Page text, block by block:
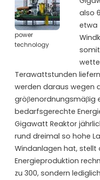
power
technology
also
etwa
Terawattstunden
werden daraus wegen
gröβenordnungsmäβig
bedarfsgerechte
Gigawatt Reaktor
rund dreimal so hohe
Windanlagen hat,
Energieproduktion
zu 300, sondern